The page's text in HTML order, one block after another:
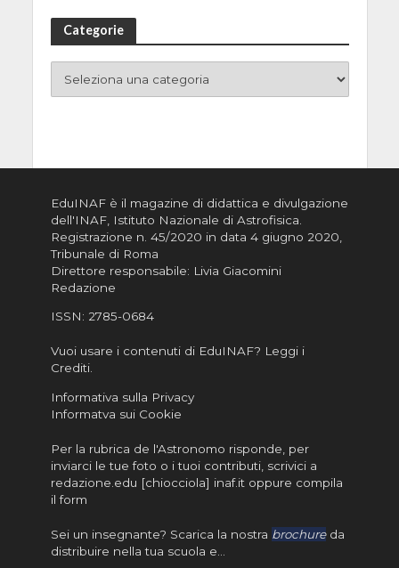
Categorie
EduINAF è il magazine di didattica e divulgazione
dell'INAF, Istituto Nazionale di Astrofisica
Registrazione n. 45/2020 in data 4 giugno 2020,
Tribunale di Roma
Direttore responsabile: Livia Giacomini
Redazione
ISSN: 2785-0684
Vuoi usare i contenuti di EduINAF? Leggi i
Crediti.
Informativa sulla Privacy
Informatva sui Cookie
Per la rubrica de l'Astronomo risponde, per
inviarci le tue foto o i tuoi contributi, scrivici a
redazione.edu [chiocciola] inaf.it oppure compila
il form
Sei un insegnante? Scarica la nostra brochureda
distribuire nella tua scuola e…